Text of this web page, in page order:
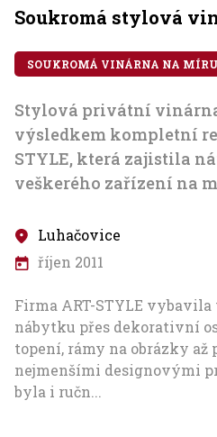
Soukromá stylová
SOUKROMÁ VINÁRNA NA MÍRU
Stylová privátní
výsledkem kompletní
STYLE, která zajistila
veškerého zařízení na
Luhačovice
říjen 2011
Firma ART-STYLE
nábytku přes dekorativní
topení, rámy na obrázky až
nejmenšími designovými
byla i ručn...